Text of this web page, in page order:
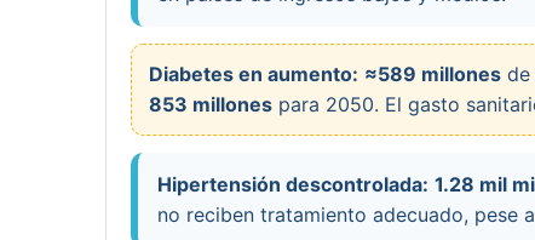
Diabetes en aumento: ≈589 millones de
853 millones para 2050. El gasto
Hipertensión descontrolada: 1.28 mil
no reciben tratamiento adecuado, pese